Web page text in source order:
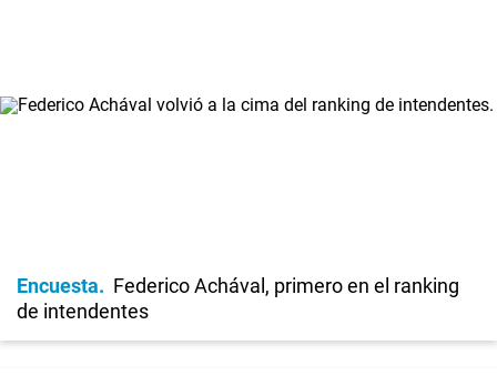
Encuesta
Federico Achával, primero en el ranking
de intendentes